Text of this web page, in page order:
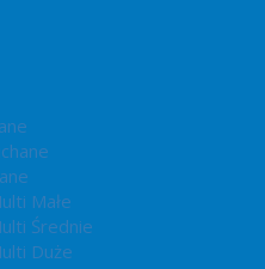
Małe
Średnie
Duże